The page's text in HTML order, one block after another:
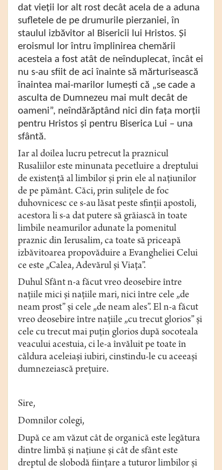
dat vieţii lor alt rost decât acela de a aduna
sufletele de pe drumurile pierzaniei, în
staulul izbăvitor al Bisericii lui Hristos. Şi
eroismul lor întru împlinirea chemării
acesteia a fost atât de neînduplecat, încât ei
nu s-au sfiit de aci înainte să mărturisească
înaintea mai-marilor lumeşti că „se cade a
asculta de Dumnezeu mai mult decât de
oameni”, neîndărăptând nici din faţa morţii
pentru Hristos şi pentru Biserica Lui – una
sfântă.
Iar al doilea lucru petrecut la praznicul
Rusaliilor este minunata pecetluire a dreptului
de existenţă al limbilor şi prin ele al naţiunilor
de pe pământ. Căci, prin suliţele de foc
duhovnicesc ce s-au lăsat peste sfinţii apostoli,
acestora li s-a dat putere să grăiască în toate
limbile neamurilor adunate la pomenitul
praznic din Ierusalim, ca toate să priceapă
izbăvitoarea propovăduire a Evangheliei Celui
ce este „Calea, Adevărul şi Viaţa”.
Duhul Sfânt n-a făcut vreo deosebire între
naţiile mici şi naţiile mari, nici între cele „de
neam prost” şi cele „de neam ales”. El n-a făcut
vreo deosebire între naţiile „cu trecut glorios” şi
cele cu trecut mai puţin glorios după socoteala
veacului acestuia, ci le-a învăluit pe toate în
căldura aceleiaşi iubiri, cinstindu-le cu aceeaşi
dumnezeiască preţuire.
Sire,
Domnilor colegi,
După ce am văzut cât de organică este legătura
dintre limbă şi naţiune şi cât de sfânt este
dreptul de slobodă fiinţare a tuturor limbilor şi